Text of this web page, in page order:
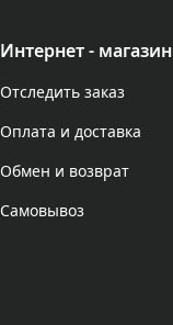
Интернет - магазин
Отследить заказ
Оплата и доставка
Обмен и возврат
Самовывоз